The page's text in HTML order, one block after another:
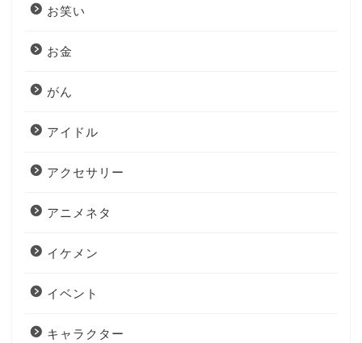
お笑い
お金
がん
アイドル
アクセサリー
アニメネタ
イケメン
イベント
キャラクター